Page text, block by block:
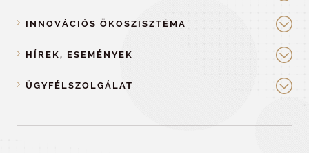
INNOVÁCIÓS ÖKOSZISZTÉMA
HÍREK, ESEMÉNYEK
ÜGYFÉLSZOLGÁLAT